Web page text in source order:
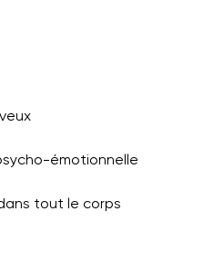
émotionnelle
tout le corps